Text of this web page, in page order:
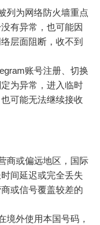
列为网络防火墙重点
有异常，也可能因
层面阻断，收不到
账号注册、切换
为异常，进入临时
可能无法继续接收
商或偏远地区，国际
间延迟或完全丢失
或信号覆盖较差的
境外使用本国号码，